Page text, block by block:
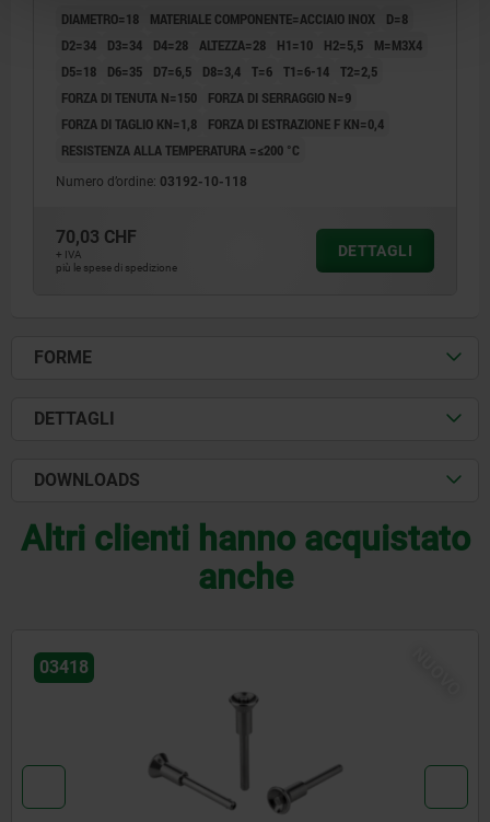
DIAMETRO=18 MATERIALE COMPONENTE=ACCIAIO INOX
D=8
D2=34
D3=34 D4=28 ALTEZZA=28 H1=10 H2=5,5
M=M3X4
D5=18
D6=35 D7=6,5 D8=3,4 T=6 T1=6-14 T2=2,5
FORZA DI TENUTA N=150
FORZA DI SERRAGGIO N=9
FORZA DI TAGLIO KN=1,8
FORZA DI ESTRAZIONE F KN=0,4
RESISTENZA ALLA TEMPERATURA =≤200 °C
Numero d’ordine: 03192-10-118
70,03 CHF
+ IVA
più le spese di spedizione
DETTAGLI
FORME
DETTAGLI
DOWNLOADS
Altri clienti hanno acquistato
anche